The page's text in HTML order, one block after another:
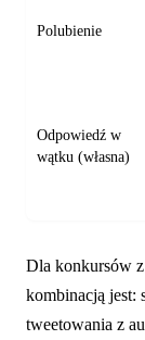
Polubienie
Odpowiedź w
wątku (własna)
Dla konkursów
kombinacją jest:
tweetowania z